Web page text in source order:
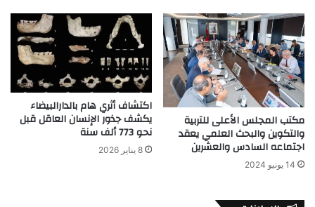
مكتب المجلس الأعلى للتربية
والتكوين والبحث العلمي يعقد
اجتماعه السادس والعشرين
14 يونيو 2024
اكتشاف أثري هام بالدارالبيضاء
يكشف جذور الإنسان العاقل قبل
نحو 773 ألف سنة
8 يناير 2026